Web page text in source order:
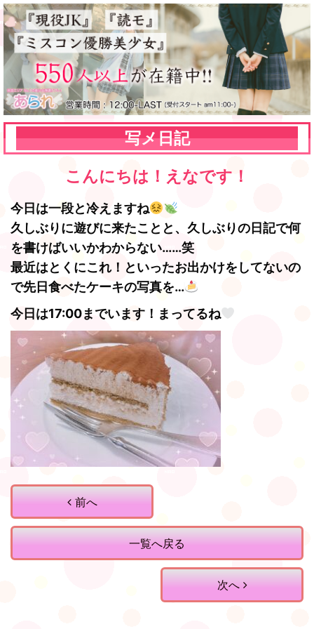
写メ日記
こんにちは！えなです！
今日は一段と冷えますね
久しぶりに遊びに来たことと、久しぶりの日記で何
を書けばいいかわからない……笑
最近はとくにこれ！といったお出かけをしてないの
で先日食べたケーキの写真を…♩
今日は17:00までいます！まってるね
前へ
一覧へ戻る
次へ